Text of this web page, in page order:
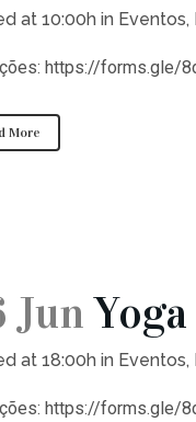
at 10:00h in Eventos,
https://forms.gle/
More
Jun
at 18:00h in Eventos,
https://forms.gle/